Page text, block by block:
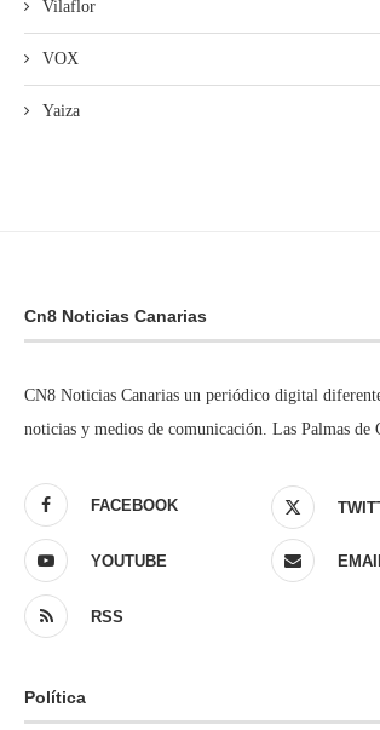
Vilaflor
VOX
Yaiza
Cn8 Noticias Canarias
CN8 Noticias Canarias un periódico digital
noticias y medios de comunicación. Las Palmas de
FACEBOOK
YOUTUBE
RSS
Política